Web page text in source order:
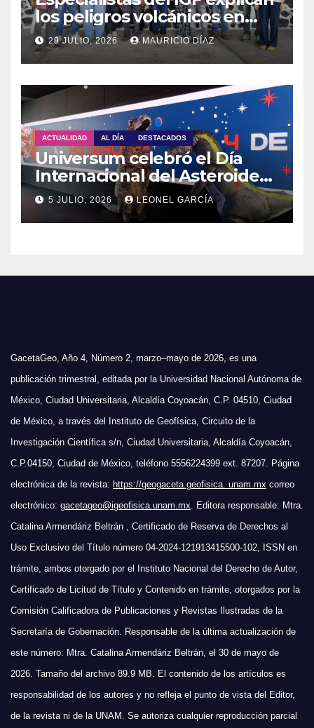
los peligros volcánicos en
Guadalupe Huexocuapan
29 JULIO, 2026 MAURICIO DÍAZ
ACTUALIDAD AL DÍA DESTACADOS
Universum celebró el Día
Internacional del Asteroide
con actividades para toda la
familia
5 JULIO, 2026 LEONEL GARCÍA
GacetaGeo, Año 4, Número 2, marzo–mayo de 2026, es una
publicación trimestral, editada por la Universidad Nacional Autónoma de
México, Ciudad Universitaria, Alcaldía Coyoacán, C.P. 04510, Ciudad
de México, a través del Instituto de Geofísica, Circuito de la
Investigación Científica s/n, Ciudad Universitaria, Alcaldía Coyoacán,
C.P.04150, Ciudad de México, teléfono 5556224399 ext. 87207. Página
electrónica de la revista: https://geogaceta.geofisica. unam.mx correo
electrónico: gacetageo@igeofisica.unam.mx . Editora responsable: Mtra.
Catalina Armendáriz Beltrán , Certificado de Reserva de Derechos al
Uso Exclusivo del Título número 04-2024-121913415500-102, ISSN en
trámite, ambos otorgado por el Instituto Nacional del Derecho de Autor,
Certificado de Licitud de Título y Contenido en trámite, otorgados por la
Comisión Calificadora de Publicaciones y Revistas Ilustradas de la
Secretaría de Gobernación. Responsable de la última actualización de
este número: Mtra. Catalina Armendáriz Beltrán, el 30 de mayo de
2026. Tamaño del archivo 89.9 MB. El contenido de los artículos es
responsabilidad de los autores y no refleja el punto de vista del Editor,
de la revista ni de la UNAM. Se autoriza cualquier reproducción parcial